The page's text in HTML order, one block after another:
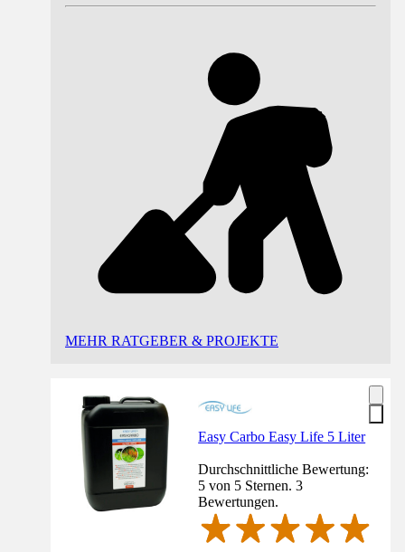
MEHR RATGEBER & PROJEKTE
Easy Carbo Easy Life 5 Liter
Durchschnittliche Bewertung:
5 von 5 Sternen. 3
Bewertungen.